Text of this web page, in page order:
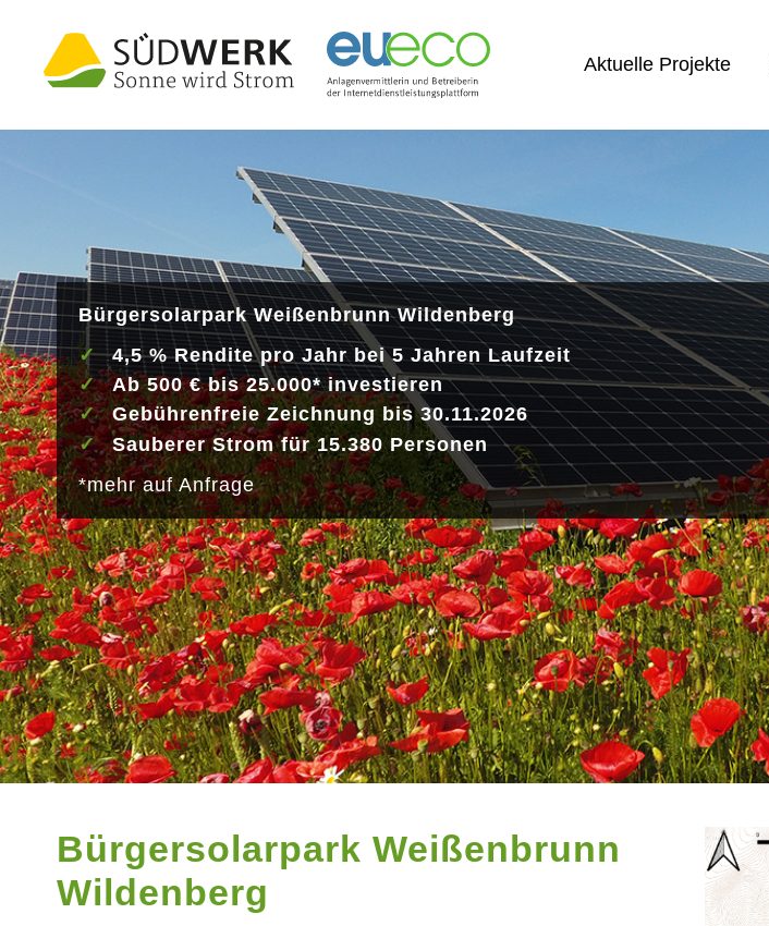
Aktuelle Projekte
Bürgersolarpark Weißenbrunn Wildenberg
4,5 % Rendite pro Jahr bei 5 Jahren Laufzeit
Ab 500 € bis 25.000* investieren
Gebührenfreie Zeichnung bis 30.11.2026
Sauberer Strom für 15.380 Personen
*mehr auf Anfrage
Bürgersolarpark Weißenbrunn
Wildenberg